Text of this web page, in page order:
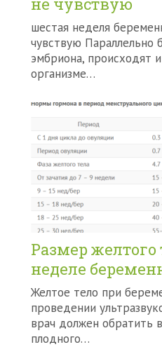
шестая неделя
чувствую Параллельно
эмбриона, происходят
организме…
Размер желтого
неделе
Желтое тело при
проведении
врач должен обратить
плодного…